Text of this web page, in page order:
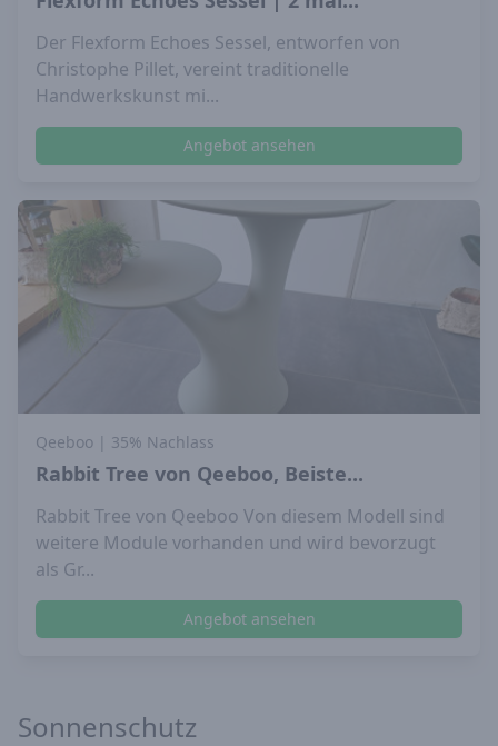
Der Flexform Echoes Sessel, entworfen von
Christophe Pillet, vereint traditionelle
Handwerkskunst mi...
Angebot ansehen
Qeeboo | 35% Nachlass
Rabbit Tree von Qeeboo, Beiste...
Rabbit Tree von Qeeboo Von diesem Modell sind
weitere Module vorhanden und wird bevorzugt
als Gr...
Angebot ansehen
Sonnenschutz